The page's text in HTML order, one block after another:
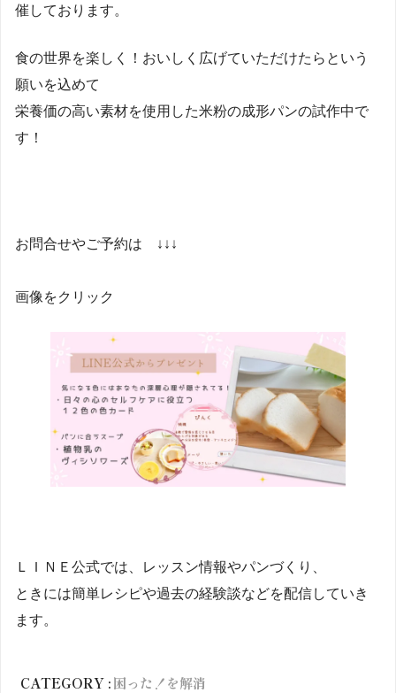
催しております。
食の世界を楽しく！おいしく広げていただけたらという
願いを込めて
栄養価の高い素材を使用した米粉の成形パンの試作中で
す！
お問合せやご予約は ↓↓↓
画像をクリック
ＬＩＮＥ公式では、レッスン情報やパンづくり、
ときには簡単レシピや過去の経験談などを配信していき
ます。
CATEGORY :困った！を解消